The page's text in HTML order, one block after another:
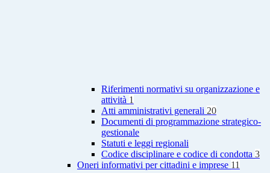
Riferimenti normativi su organizzazione e
attività 1
Atti amministrativi generali 20
Documenti di programmazione strategico-
gestionale
Statuti e leggi regionali
Codice disciplinare e codice di condotta 3
Oneri informativi per cittadini e imprese 11